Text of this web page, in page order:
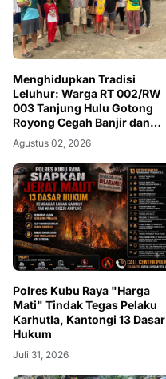
Menghidupkan Tradisi
Leluhur: Warga RT 002/RW
003 Tanjung Hulu Gotong
Royong Cegah Banjir dan
Mitigasi Iklim
Agustus 02, 2026
Polres Kubu Raya "Harga
Mati" Tindak Tegas Pelaku
Karhutla, Kantongi 13 Dasar
Hukum
Juli 31, 2026